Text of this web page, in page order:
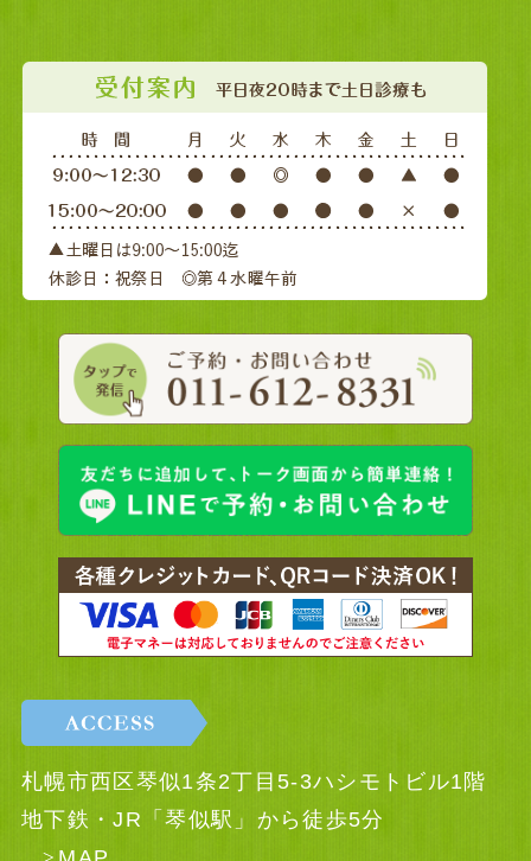
札幌市西区琴似1条2丁目5-3ハシモトビル1階
地下鉄・JR「琴似駅」から徒歩5分